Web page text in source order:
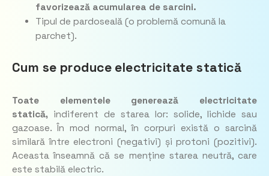
favorizează acumularea de sarcini.
Tipul de pardoseală (o problemă comună la
parchet).
Cum se produce electricitate statică
Toate elementele generează electricitate
statică, indiferent de starea lor: solide, lichide sau
gazoase. În mod normal, în corpuri există o sarcină
similară între electroni (negativi) și protoni (pozitivi).
Aceasta înseamnă că se menține starea neutră, care
este stabilă electric.